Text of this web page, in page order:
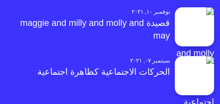
نوفمبر ١٠, ٢٠٢١
قصيدة maggie and milly and molly and
may
سبتمبر ٠٧, ٢٠٢١
الحركات الاجتماعية كظاهرة اجتماعية